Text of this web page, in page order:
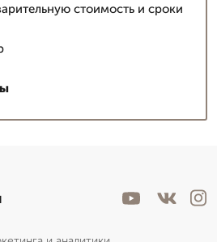
стоимость и сроки